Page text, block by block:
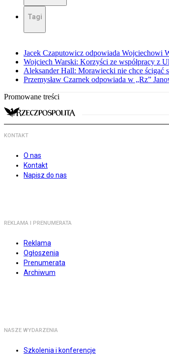
Tagi
Jacek Czaputowicz odpowiada Wojciechowi
Wojciech Warski: Korzyści ze współpracy z
Aleksander Hall: Morawiecki nie chce ścigać
Przemysław Czarnek odpowiada w „Rz”
Promowane treści
KONTAKT
O nas
Kontakt
Napisz do nas
REKLAMA I PRENUMERATA
Reklama
Ogłoszenia
Prenumerata
Archiwum
NASZE WYDARZENIA
Szkolenia i konferencje